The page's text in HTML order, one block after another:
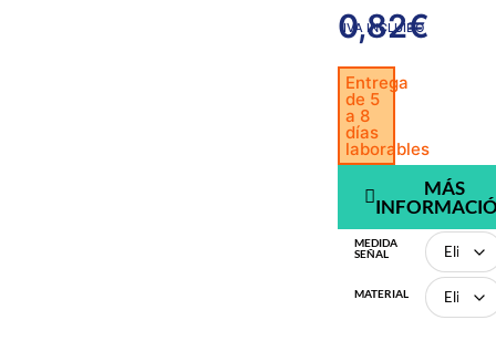
0,82€
IVA INCLUIDO
Entrega
de 5
a 8
días
laborables
MÁS
MEDIDA
SEÑAL
MATERIAL